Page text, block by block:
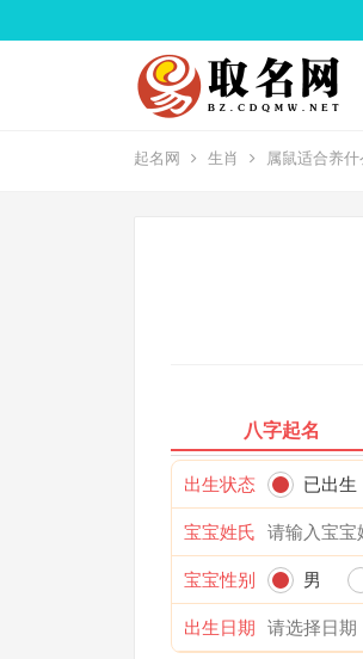
起名网 生肖 属鼠适合养
八字起名
出生状态 已出生
宝宝姓氏
宝宝性别 男
出生日期